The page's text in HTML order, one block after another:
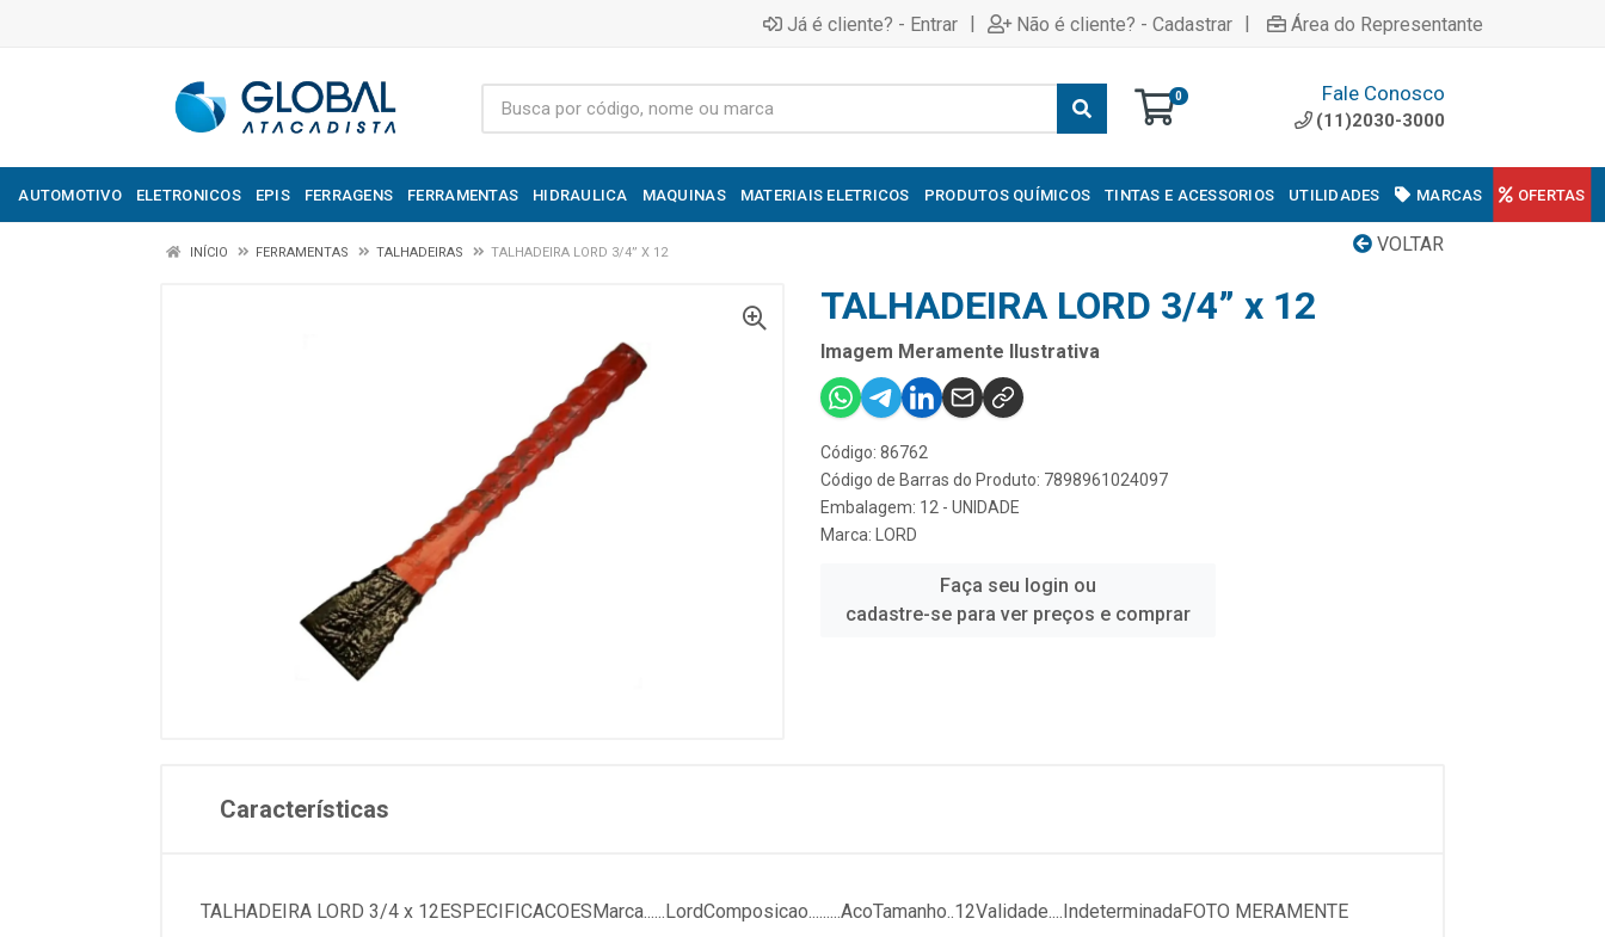
Já é cliente? - Entrar | Não é cliente? - Cadastrar | Área do Representante
0 Fale Conosco
(11)2030-3000
AUTOMOTIVO ELETRONICOS EPIS FERRAGENS FERRAMENTAS HIDRAULICA MAQUINAS MATERIAIS ELETRICOS PRODUTOS QUÍMICOS TINTAS E ACESSORIOS UTILIDADES MARCAS OFERTAS
VOLTAR
INÍCIO FERRAMENTAS TALHADEIRAS TALHADEIRA LORD 3/4” X 12
TALHADEIRA LORD 3/4” x 12
Imagem Meramente Ilustrativa
Código: 86762
Código de Barras do Produto: 7898961024097
Embalagem: 12 - UNIDADE
Marca:
LORD
Faça seu login ou
cadastre-se para ver preços e comprar
Características
TALHADEIRA LORD 3/4 x 12ESPECIFICACOESMarca......LordComposicao.........AcoTamanho..12Validade....IndeterminadaFOTO MERAMENTE